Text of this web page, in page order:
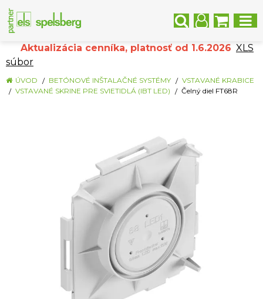
Aktualizácia cenníka, platnosť od 1.6.2026 XLS
súbor
ÚVOD BETÓNOVÉ INŠTALAČNÉ SYSTÉMY
VSTAVANÉ KRABICE
VSTAVANÉ SKRINE PRE SVIETIDLÁ (IBT LED)
Čelný diel FT68R